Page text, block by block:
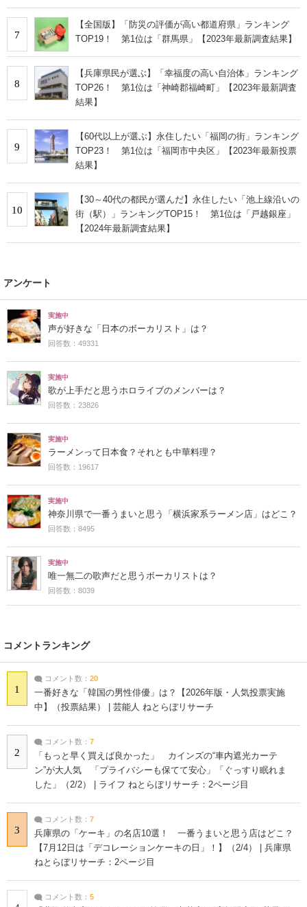
7
【全国版】「防災の評価が高い都道府県」ランキング
TOP19！ 第1位は「群馬県」【2023年最新調査結果】
8
【兵庫県民が選ぶ】「幸福度の高い自治体」ランキング
TOP26！ 第1位は「神崎郡福崎町」【2023年最新調査
結果】
9
【60代以上が選ぶ】永住したい「福岡の街」ランキング
TOP23！ 第1位は「福岡市中央区」【2023年最新投票
結果】
10
【30～40代の都民が選んだ】永住したい「池上線沿いの
街（駅）」ランキングTOP15！ 第1位は「戸越銀座」
【2024年最新調査結果】
アンケート
実施中
声が好きな「日本のボーカリスト」は？
回答数：49331
実施中
歌が上手だと思うホロライブのメンバーは？
回答数：23826
実施中
ラーメンって日本食？それとも中華料理？
回答数：19617
実施中
神奈川県で一番うまいと思う「横浜家系ラーメン店」はどこ？
回答数：8495
実施中
唯一無二の歌声だと思うボーカリストは？
回答数：8039
コメントランキング
1
コメント数： 20
一番好きな「韓国の男性俳優」は？【2026年版・人気投票実施
中】（投票結果） | 芸能人 ねとらぼリサーチ
2
コメント数： 7
「もっと早く買えば良かった」 カインズの“車内遮光カーテ
ン”が大人気 「プライバシーも保てて安心」「ぐっすり眠れま
した」（2/2） | ライフ ねとらぼリサーチ：2ページ目
3
コメント数： 7
兵庫県の「ケーキ」の名店10選！ 一番うまいと思う店はどこ？
【7月12日は「デコレーションケーキの日」！】（2/4） | 兵庫県
ねとらぼリサーチ：2ページ目
コメント数： 5